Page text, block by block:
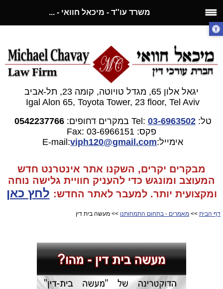
משרד עו''ד - מיכאל חוואי - ...
יגאל אלון 65, מגדל טויוטה, קומה 23, תל-אביב
Igal Alon 65, Toyota Tower, 23 floor, Tel Aviv
טל:03-6963502
Tel: במקרים דחופים:0542237766
פקס: 03-6966151
Fax:
אימייל:E-mail:
viph120@gmail.com
מבקרים יקרים, השקנו אתר אינטרנט חדש
המעוצב ומונגש כדי להעניק חוויית גלישה נוחה
ומקצועית יותר. למעבר לאתר החדש: לחץ כאן
דף הבית >> מאמרים - בתחום התמחותנו >> מעשה בית דין